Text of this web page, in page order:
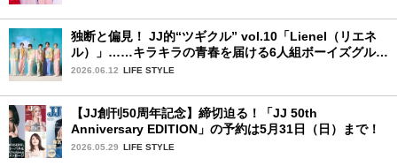
独断と偏見！ JJ的“ツギクル” vol.10「Lienel（リエネ
ル）」……キラキラの青春を届ける6人組ボーイズグルー
プ
2026.06.12 LIFE STYLE
【JJ創刊50周年記念】締切迫る！「JJ 50th
Anniversary EDITION」の予約は5月31日（日）まで！
2026.05.29 LIFE STYLE